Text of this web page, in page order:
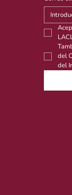
del
del